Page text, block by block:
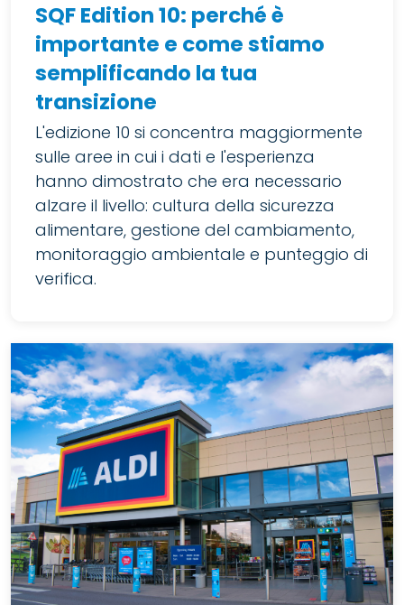
SQF Edition 10: perché è
importante e come stiamo
semplificando la tua
transizione
L'edizione 10 si concentra maggiormente
sulle aree in cui i dati e l'esperienza
hanno dimostrato che era necessario
alzare il livello: cultura della sicurezza
alimentare, gestione del cambiamento,
monitoraggio ambientale e punteggio di
verifica.